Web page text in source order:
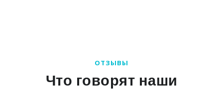
ОТЗЫВЫ
Что говорят наши